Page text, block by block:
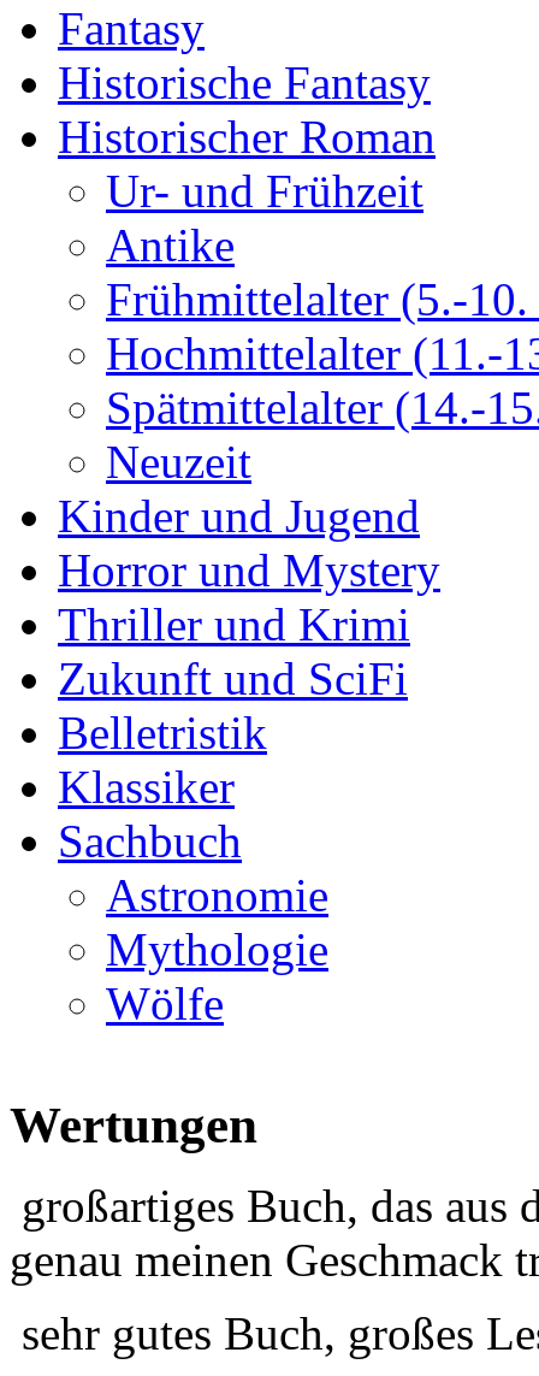
Fantasy
Historische Fantasy
Historischer Roman
Ur- und Frühzeit
Antike
Frühmittelalter (5.-10.
Hochmittelalter (11.-
Spätmittelalter (14.-
Neuzeit
Kinder und Jugend
Horror und Mystery
Thriller und Krimi
Zukunft und SciFi
Belletristik
Klassiker
Sachbuch
Astronomie
Mythologie
Wölfe
Wertungen
großartiges Buch, das aus
genau meinen Geschmack
sehr gutes Buch, großes